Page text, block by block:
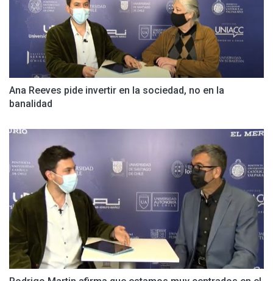
Ana Reeves pide invertir en la sociedad, no en la
banalidad